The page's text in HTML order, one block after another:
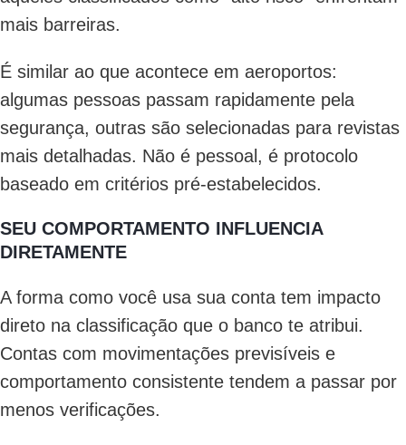
mais barreiras.
É similar ao que acontece em aeroportos:
algumas pessoas passam rapidamente pela
segurança, outras são selecionadas para revistas
mais detalhadas. Não é pessoal, é protocolo
baseado em critérios pré-estabelecidos.
SEU COMPORTAMENTO INFLUENCIA
DIRETAMENTE
A forma como você usa sua conta tem impacto
direto na classificação que o banco te atribui.
Contas com movimentações previsíveis e
comportamento consistente tendem a passar por
menos verificações.